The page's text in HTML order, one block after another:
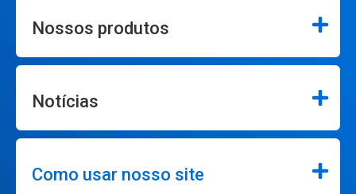
Nossos produtos
Notícias
Como usar nosso site